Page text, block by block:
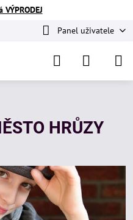
Panel uživatele
HRŮZY